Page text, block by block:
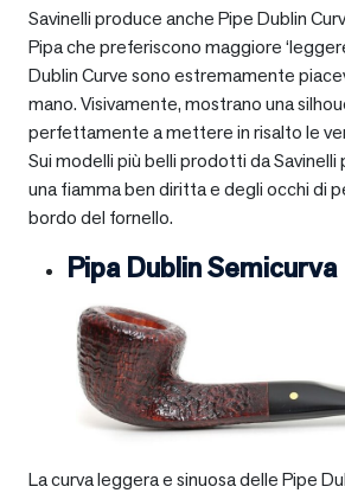
Savinelli produce anche Pipe Dublin
Pipa che preferiscono maggiore
Dublin Curve sono estremamente
mano. Visivamente, mostrano una
perfettamente a mettere in risalto le
Sui modelli più belli prodotti da
una fiamma ben diritta e degli occhi di
bordo del fornello.
Pipa Dublin Semicurva
La curva leggera e sinuosa delle Pipe